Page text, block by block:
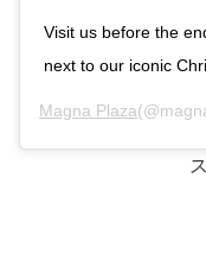
Visit us before the
next to our iconic
Magna Plaza